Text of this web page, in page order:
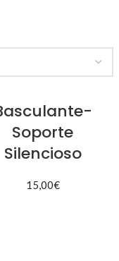
Soporte
Silencioso
15,00€